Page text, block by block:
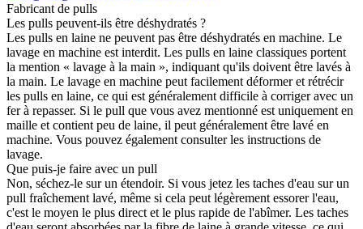
Fabricant de pulls
Les pulls peuvent-ils être déshydratés ?
Les pulls en laine ne peuvent pas être déshydratés en machine. Le
lavage en machine est interdit. Les pulls en laine classiques portent
la mention « lavage à la main », indiquant qu'ils doivent être lavés à
la main. Le lavage en machine peut facilement déformer et rétrécir
les pulls en laine, ce qui est généralement difficile à corriger avec un
fer à repasser. Si le pull que vous avez mentionné est uniquement en
maille et contient peu de laine, il peut généralement être lavé en
machine. Vous pouvez également consulter les instructions de
lavage.
Que puis-je faire avec un pull
Non, séchez-le sur un étendoir. Si vous jetez les taches d'eau sur un
pull fraîchement lavé, même si cela peut légèrement essorer l'eau,
c'est le moyen le plus direct et le plus rapide de l'abîmer. Les taches